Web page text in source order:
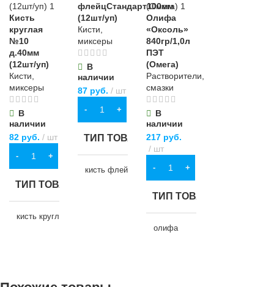
Кисть
круглая
№10
д.40мм
(12шт/уп)
Кисти,
миксеры
В
наличии
82 руб. шт
В КОРЗИНУ
ТИП ТОВАРА
кисть круглая
флейцСтандарт100мм
(12шт/уп)
Кисти,
миксеры
В
наличии
87 руб. шт
В КОРЗИНУ
ТИП ТОВАРА
кисть флейцевая
Олифа
«Оксоль»
840гр/1,0л
ПЭТ
(Омега)
Растворители,
смазки
В
наличии
217 руб.
шт
В КОРЗИНУ
ТИП ТОВАРА
олифа